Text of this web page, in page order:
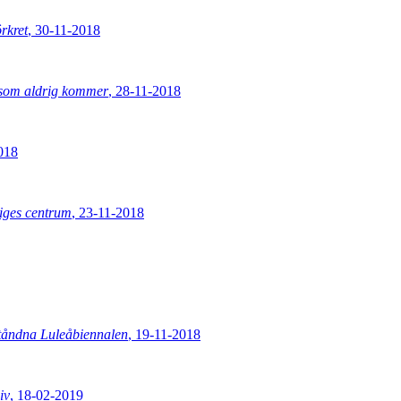
, 30-11-2018
aldrig kommer, 28-11-2018
centrum, 23-11-2018
Luleåbiennalen, 19-11-2018
, 18-02-2019